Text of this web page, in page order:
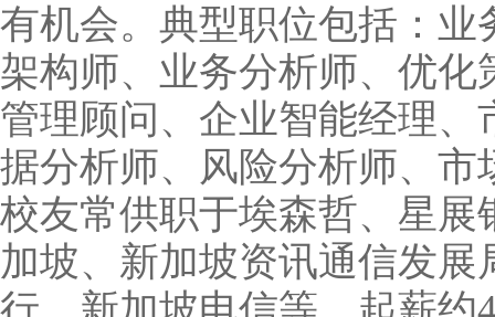
有机会。典型职位包括：
架构师、业务分析师、优
管理顾问、企业智能经理
据分析师、风险分析师、
校友常供职于埃森哲、星
加坡、新加坡资讯通信发